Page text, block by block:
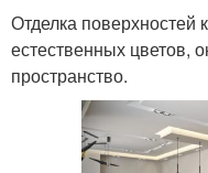
Отделка
естественных цветов,
пространство.